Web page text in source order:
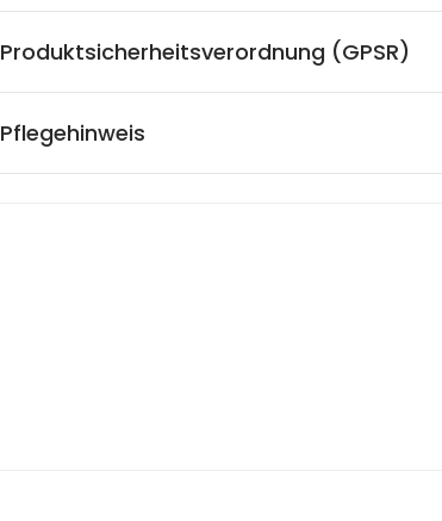
Produktsicherheitsverordnung (GPSR)
Pflegehinweis